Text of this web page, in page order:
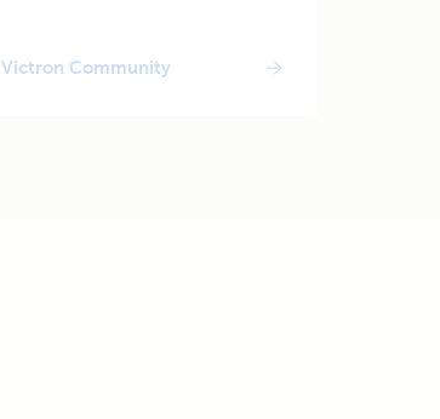
Victron Community